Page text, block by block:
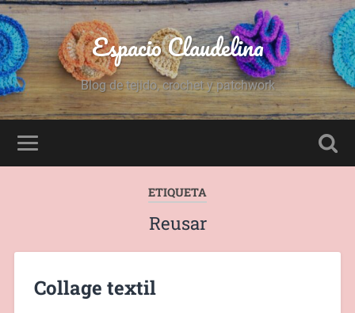
Espacio Claudelina
Blog de tejido, crochet y patchwork
ETIQUETA
Reusar
Collage textil